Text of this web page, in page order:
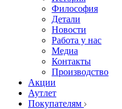
Философия
Детали
Новости
Работа у нас
Медиа
Контакты
Производство
Акции
Аутлет
Покупателям